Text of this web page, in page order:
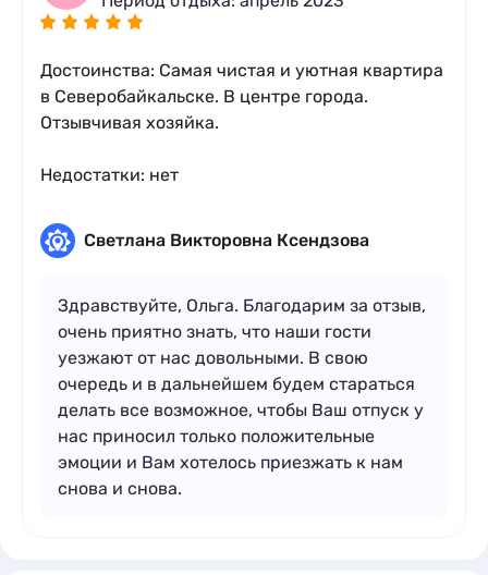
Достоинства: Самая чистая и уютная квартира
в Северобайкальске. В центре города.
Отзывчивая хозяйка.
Недостатки: нет
Светлана Викторовна Ксендзова
Здравствуйте, Ольга. Благодарим за отзыв,
очень приятно знать, что наши гости
уезжают от нас довольными. В свою
очередь и в дальнейшем будем стараться
делать все возможное, чтобы Ваш отпуск у
нас приносил только положительные
эмоции и Вам хотелось приезжать к нам
снова и снова.